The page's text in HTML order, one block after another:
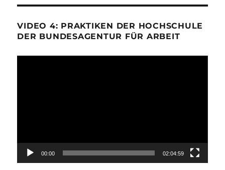
VIDEO 4: PRAKTIKEN DER HOCHSCHULE
DER BUNDESAGENTUR FÜR ARBEIT
00:00 02:04:59